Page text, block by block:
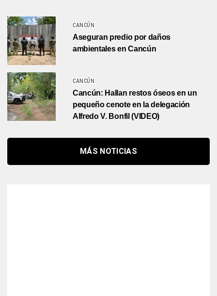
CANCÚN
Aseguran predio por daños
ambientales en Cancún
CANCÚN
Cancún: Hallan restos óseos en un
pequeño cenote en la delegación
Alfredo V. Bonfil (VIDEO)
MÁS NOTICIAS